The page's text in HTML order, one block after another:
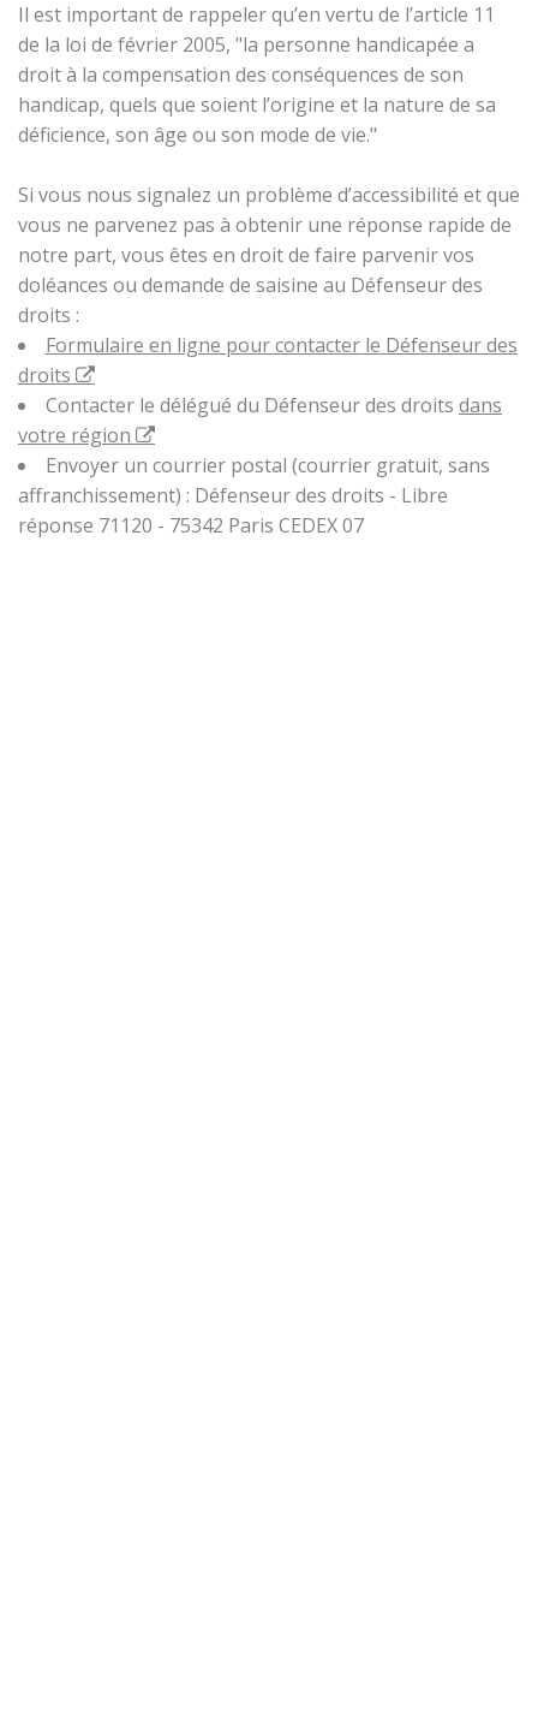
Il est important de rappeler qu’en vertu de l’article 11
de la loi de février 2005, "la personne handicapée a
droit à la compensation des conséquences de son
handicap, quels que soient l’origine et la nature de sa
déficience, son âge ou son mode de vie."
Si vous nous signalez un problème d’accessibilité et que
vous ne parvenez pas à obtenir une réponse rapide de
notre part, vous êtes en droit de faire parvenir vos
doléances ou demande de saisine au Défenseur des
droits :
Formulaire en ligne pour contacter le Défenseur des
droits
Contacter le délégué du Défenseur des droits dans
votre région
Envoyer un courrier postal (courrier gratuit, sans
affranchissement) : Défenseur des droits - Libre
réponse 71120 - 75342 Paris CEDEX 07